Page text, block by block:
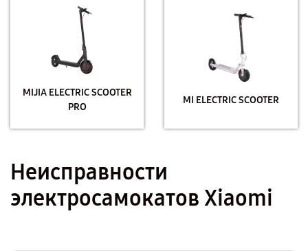
MIJIA ELECTRIC SCOOTER
PRO
MI ELECTRIC SCOOTER
Неисправности
электросамокатов Xiaomi